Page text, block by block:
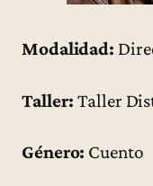
Modalidad:
Taller: Taller
Género: Cuento